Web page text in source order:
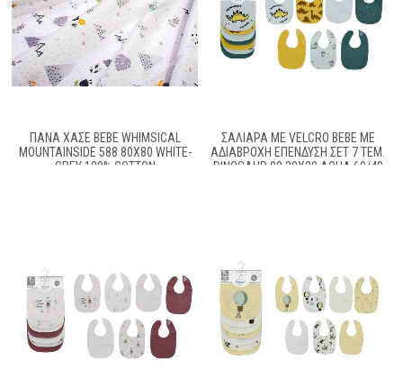
ΠΆΝΑ ΧΑΣΈ BEBE WHIMSICAL
MOUNTAINSIDE 588 80X80 WHITE-
GREY 100% COTTON
ΣΑΛΙΆΡΑ ΜΕ VELCRO BEBE ΜΕ
ΑΔΙΆΒΡΟΧΗ ΕΠΈΝΔΥΣΗ ΣΕΤ 7 ΤΕΜ.
DINOSAUR 08 30X20 AQUA 60/40